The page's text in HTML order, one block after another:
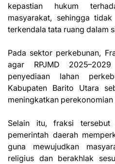
kepastian hukum
masyarakat, sehingga
terkendala tata ruang dalam
Pada sektor perkebunan,
agar RPJMD
penyediaan lahan
Kabupaten Barito Utara
meningkatkan
Selain itu, fraksi tersebut
pemerintah daerah
guna mewujudkan
religius dan berakhlak